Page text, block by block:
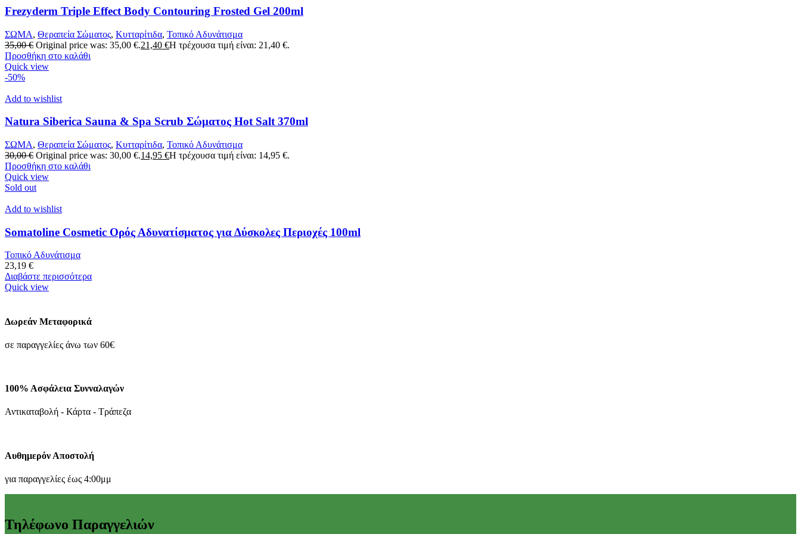
Frezyderm Triple Effect Body Contouring Frosted Gel 200ml
ΣΩΜΑ, Θεραπεία Σώματος, Κυτταρίτιδα, Τοπικό Αδυνάτισμα
35,00€ Original price was: 35,00 €.21,40 €Η τρέχουσα τιμή είναι: 21,40 €.
Προσθήκη στο καλάθι
Quick view
-50%
Add to wishlist
Natura Siberica Sauna & Spa Scrub Σώματος Hot Salt 370ml
ΣΩΜΑ, Θεραπεία Σώματος, Κυτταρίτιδα, Τοπικό Αδυνάτισμα
30,00€ Original price was: 30,00 €.14,95 €Η τρέχουσα τιμή είναι: 14,95 €.
Προσθήκη στο καλάθι
Quick view
Sold out
Add to wishlist
Somatoline Cosmetic Ορός Αδυνατίσματος για Δύσκολες Περιοχές 100ml
Τοπικό Αδυνάτισμα
23,19 €
Διαβάστε περισσότερα
Quick view
Δωρεάν Μεταφορικά
σε παραγγελίες άνω των 60€
100% Ασφάλεια Συνναλαγών
Αντικαταβολή - Κάρτα - Τράπεζα
Αυθημερόν Αποστολή
για παραγγελίες έως 4:00μμ
Τηλέφωνο Παραγγελιών